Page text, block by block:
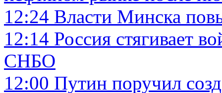
12:24 Власти Минска
12:14 Россия стягивает
СНБО
12:00 Путин поручил